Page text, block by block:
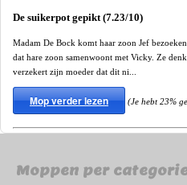
De suikerpot gepikt (7.23/10)
Madam De Bock komt haar zoon Jef
dat hare zoon samenwoont met Vicky. Ze
verzekert zijn moeder dat dit ni...
Mop verder lezen (Je hebt 23%
Moppen per